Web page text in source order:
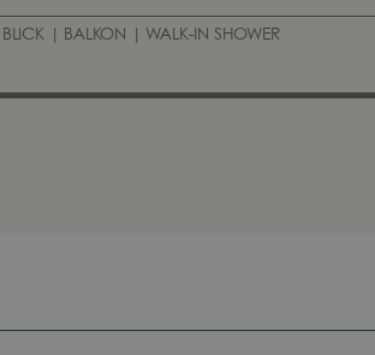
BLICK | BALKON | WALK-IN SHOWER